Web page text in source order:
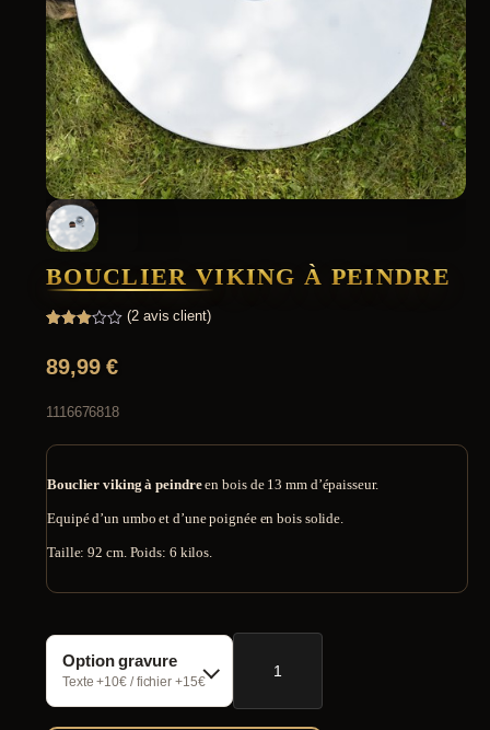
BOUCLIER VIKING À PEINDRE
sur 5
basé
notations
(2 avis client)
89,99€
1116676818
Bouclier viking à peindreen bois de 13 mm d’épaisseur.
Equipé d’un umbo et d’une poignée en bois solide.
Taille: 92 cm. Poids: 6 kilos.
Option gravure
Texte +10€ / fichier +15€
quantité
Bouclier
viking